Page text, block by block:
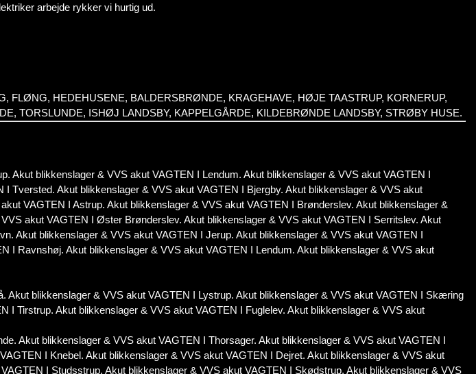
arbejde rykker vi hurtig ud.
FLØNG, HEDEHUSENE, BALDERSBRØNDE, KRAGEHAVE, HØJE TAASTRUP, KORNERUP,
TORSLUNDE, ISHØJ LANDSBY, KAPPELGÅRDE, KILDEBRØNDE LANDSBY, STRØBY HUSE.
Akut blikkenslager & VVS akut VAGTEN I Lendum. Akut blikkenslager & VVS akut VAGTEN I
Tversted. Akut blikkenslager & VVS akut VAGTEN I Bjergby. Akut blikkenslager & VVS akut
VAGTEN I Astrup. Akut blikkenslager & VVS akut VAGTEN I Brønderslev. Akut blikkenslager &
akut VAGTEN I Øster Brønderslev. Akut blikkenslager & VVS akut VAGTEN I Serritslev. Akut
Akut blikkenslager & VVS akut VAGTEN I Jerup. Akut blikkenslager & VVS akut VAGTEN I
I Ravnshøj. Akut blikkenslager & VVS akut VAGTEN I Lendum. Akut blikkenslager & VVS akut
blikkenslager & VVS akut VAGTEN I Lystrup. Akut blikkenslager & VVS akut VAGTEN I Skæring
Tirstrup. Akut blikkenslager & VVS akut VAGTEN I Fuglelev. Akut blikkenslager & VVS akut
Akut blikkenslager & VVS akut VAGTEN I Thorsager. Akut blikkenslager & VVS akut VAGTEN I
I Knebel. Akut blikkenslager & VVS akut VAGTEN I Dejret. Akut blikkenslager & VVS akut
I Studsstrup. Akut blikkenslager & VVS akut VAGTEN I Skødstrup. Akut blikkenslager & VVS